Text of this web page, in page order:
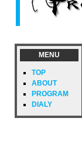
MENU
TOP
ABOUT
PROGRAM
DIALY